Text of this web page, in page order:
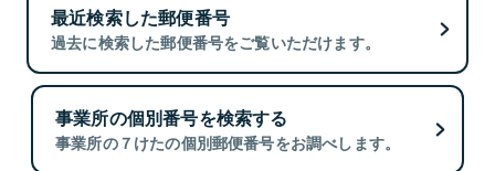
最近検索した郵便番号
過去に検索した郵便番号をご覧いただけます。
事業所の個別番号を検索する
事業所の７けたの個別郵便番号をお調べします。